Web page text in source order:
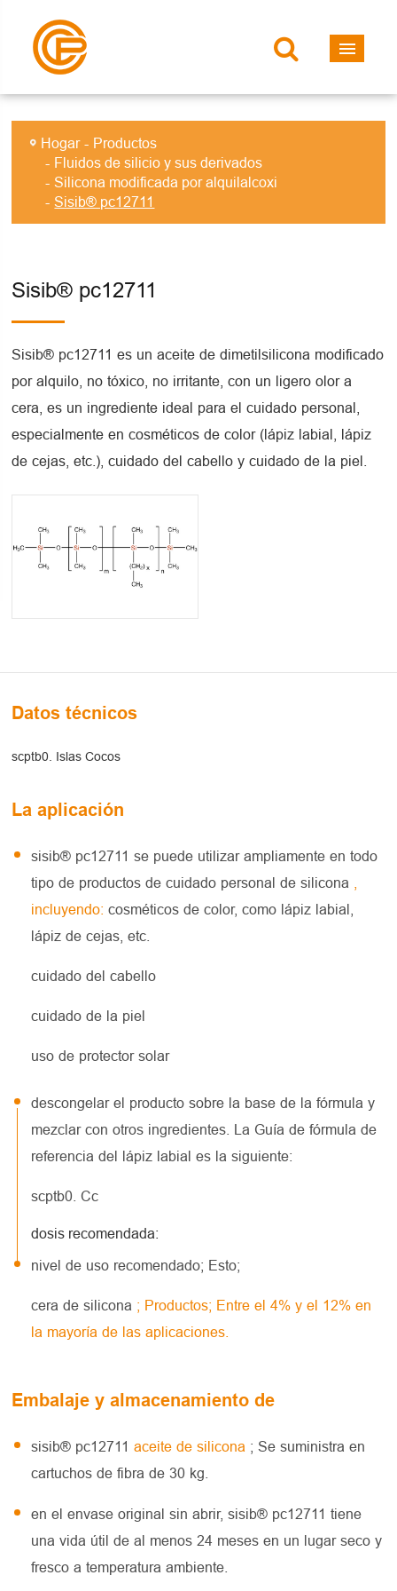
Hogar
Productos
Fluidos de silicio y sus derivados
Silicona modificada por alquilalcoxi
Sisib® pc12711
Sisib® pc12711
Sisib® pc12711 es un aceite de dimetilsilicona modificado
por alquilo, no tóxico, no irritante, con un ligero olor a
cera, es un ingrediente ideal para el cuidado personal,
especialmente en cosméticos de color (lápiz labial, lápiz
de cejas, etc.), cuidado del cabello y cuidado de la piel.
Datos técnicos
scptb0. Islas Cocos
La aplicación
sisib® pc12711 se puede utilizar ampliamente en todo
tipo de productos de cuidado personal de silicona
incluyendo:cosméticos de color, como lápiz labial,
lápiz de cejas, etc.
cuidado del cabello
cuidado de la piel
uso de protector solar
descongelar el producto sobre la base de la fórmula y
mezclar con otros ingredientes. La Guía de fórmula de
referencia del lápiz labial es la siguiente:
scptb0. Cc
dosis recomendada:
nivel de uso recomendado; Esto;
cera de silicona ; Productos; Entre el 4% y el 12% en
la mayoría de las aplicaciones.
Embalaje y almacenamiento de
sisib® pc12711aceite de silicona ; Se suministra en
cartuchos de fibra de 30 kg.
en el envase original sin abrir, sisib® pc12711 tiene
una vida útil de al menos 24 meses en un lugar seco y
fresco a temperatura ambiente.